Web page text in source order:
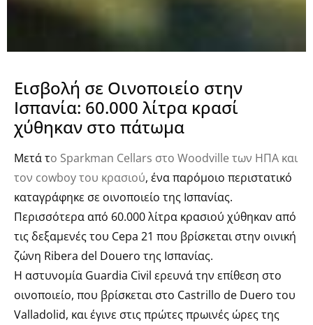
Εισβολή σε Οινοποιείο στην
Ισπανία: 60.000 λίτρα κρασί
χύθηκαν στο πάτωμα
Μετά το Sparkman Cellars στο Woodville των ΗΠΑ και
τον cowboy του κρασιού, ένα παρόμοιο περιστατικό
καταγράφηκε σε οινοποιείο της Ισπανίας.
Περισσότερα από 60.000 λίτρα κρασιού χύθηκαν από
τις δεξαμενές του Cepa 21 που βρίσκεται στην οινική
ζώνη Ribera del Douero της Ισπανίας.
Η αστυνομία Guardia Civil ερευνά την επίθεση στο
οινοποιείο, που βρίσκεται στο Castrillo de Duero του
Valladolid, και έγινε στις πρώτες πρωινές ώρες της